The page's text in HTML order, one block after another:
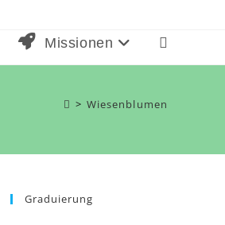
Missionen
Suche
> Wiesenblumen
Graduierung